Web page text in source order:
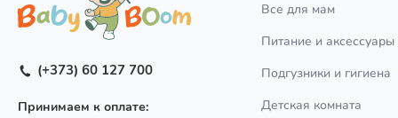
(+373) 60 127 700
Принимаем к оплате:
Все для мам
Питание и аксессуары
Подгузники и гигиена
Детская комната